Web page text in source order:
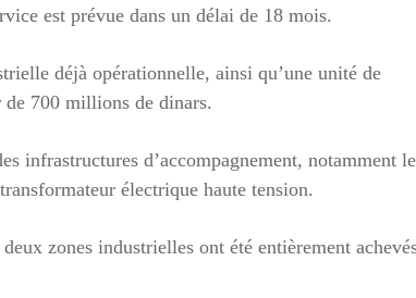
est prévue dans un délai de 18 mois.
déjà opérationnelle, ainsi qu’une unité de
700 millions de dinars.
infrastructures d’accompagnement, notamment
électrique haute tension.
zones industrielles ont été entièrement